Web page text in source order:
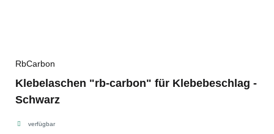
RbCarbon
Klebelaschen "rb-carbon" für Klebebeschlag -
Schwarz
verfügbar